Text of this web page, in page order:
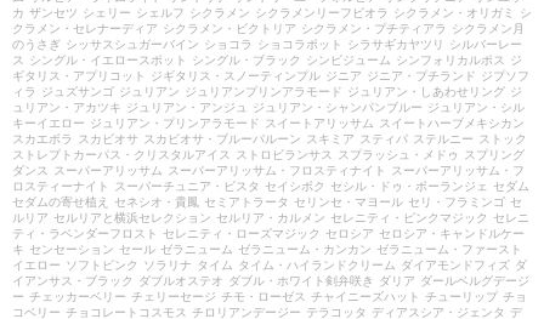
カ ザンセツ シェリー シェルフ シクラメン シクラメンリーフビオラ シクラメン・オリガミ
シ
クラメン・セレナーディア シクラメン・ビクトリア シクラメン・プチティアラ
シクラメン月
のうさぎ シッサスシュガーバイン ショコラ ショコラポット シラサギカヤツリ
シルバーレー
ス
シングル・イエロースポット シングル・ブラック シンビジューム シンフォリカルポス
ジ
ギタリス・アプリコット
ジギタリス・スノーティンプル ジニア ジニア・プチランド ジプソフ
ィラ
ジュズサンゴ ジュリアン ジュリアンプリンアラモード ジュリアン・しあわせリング ジ
ュリアン・アカツキ ジュリアン・アンジュ ジュリアン・シャンパンブルー ジュリアン・シル
キーイエロー ジュリアン・プリンアラモード スイートアリッサム
スイートハーブメキシカン
スカエボラ
スカビオサ スカビオサ・ブルーバルーン スキミア スティパ ステルニー
ストック
ストレプトカーパス・クリスタルアイス
ストロビランサス スプラッシュ・メドゥ
スプリング
ダンス
スーパーアリッサム スーパーアリッサム・フロスティナイト
スーパーアリッサム・フ
ロスティーナイト
スーパーチュニア・ビスタ セイシボク セシル・ドゥ・ボーランジェ
セダム
セダムの寄せ植え
セネシオ・貴鳳 セミアトラータ セリンセ・マヨール セリ・フラミンゴ セ
ルリア セルリアと横浜セレクション セルリア・カルメン セレニティ・ピンクマジック
セレニ
ティ・ラベンダーフロスト
セレニティ・ローズマジック セロシア セロシア・キャンドルケー
キ センセーション セール ゼラニューム ゼラニューム・カンカン ゼラニューム・ファースト
イエロー ソフトピンク ソラリナ タイム タイム・ハイランドクリーム ダイアモンドフィズ ダ
イアンサス・ブラック
ダブルオステオ ダブル・ホワイト剣弁咲き ダリア ダールベルグデージ
ー チェッカーベリー チェリーセージ チモ・ローゼス チャイニーズハット チューリップ チョ
コベリー チョコレートコスモス チロリアンデージー テラコッタ ディアスシア・ジェンタ
デ